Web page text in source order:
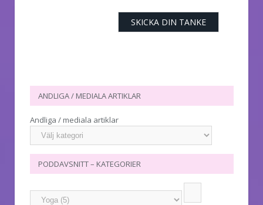
ANDLIGA / MEDIALA ARTIKLAR
Andliga / mediala artiklar
PODDAVSNITT – KATEGORIER